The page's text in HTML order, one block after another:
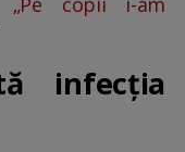
infecția